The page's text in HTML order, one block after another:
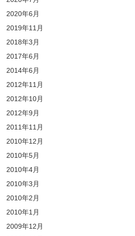
2020年6月
2019年11月
2018年3月
2017年6月
2014年6月
2012年11月
2012年10月
2012年9月
2011年11月
2010年12月
2010年5月
2010年4月
2010年3月
2010年2月
2010年1月
2009年12月